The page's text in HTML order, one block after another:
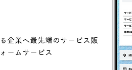
企業へ最先端のサービス販
ームサービス